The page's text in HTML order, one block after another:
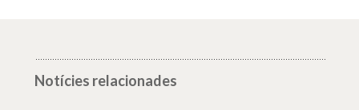
Notícies relacionades